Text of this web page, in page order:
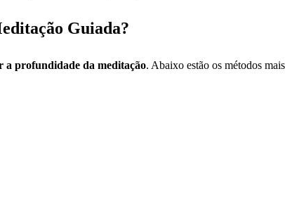
Guiada?
a profundidade da meditação. Abaixo estão os métodos mais